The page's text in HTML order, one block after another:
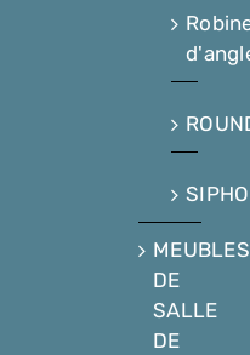
MEUBLES
DE
SALLE
DE